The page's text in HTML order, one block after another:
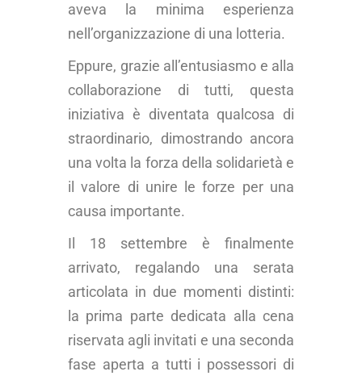
aveva la minima esperienza
nell’organizzazione di una lotteria.
Eppure, grazie all’entusiasmo e alla
collaborazione di tutti, questa
iniziativa è diventata qualcosa di
straordinario, dimostrando ancora
una volta la forza della solidarietà e
il valore di unire le forze per una
causa importante.
Il 18 settembre è finalmente
arrivato, regalando una serata
articolata in due momenti distinti:
la prima parte dedicata alla cena
riservata agli invitati e una seconda
fase aperta a tutti i possessori di